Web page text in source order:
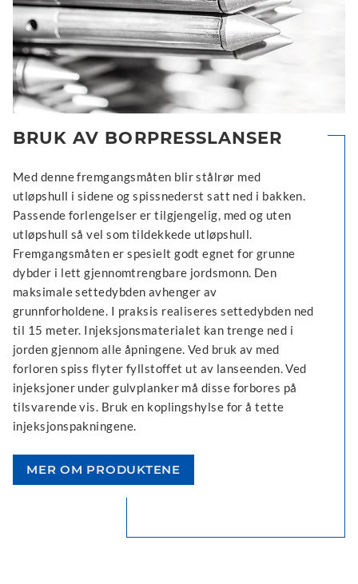
BRUK AV BORPRESSLANSER
Med denne fremgangsmåten blir stålrør med
utløpshull i sidene og spissnederst satt ned i bakken.
Passende forlengelser er tilgjengelig, med og uten
utløpshull så vel som tildekkede utløpshull.
Fremgangsmåten er spesielt godt egnet for grunne
dybder i lett gjennomtrengbare jordsmonn. Den
maksimale settedybden avhenger av
grunnforholdene. I praksis realiseres settedybden ned
til 15 meter. Injeksjonsmaterialet kan trenge ned i
jorden gjennom alle åpningene. Ved bruk av med
forloren spiss flyter fyllstoffet ut av lanseenden. Ved
injeksjoner under gulvplanker må disse forbores på
tilsvarende vis. Bruk en koplingshylse for å tette
injeksjonspakningene.
MER OM PRODUKTENE